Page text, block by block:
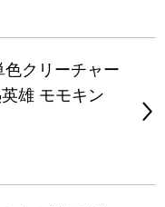
色クリーチャー
雄 モモキン